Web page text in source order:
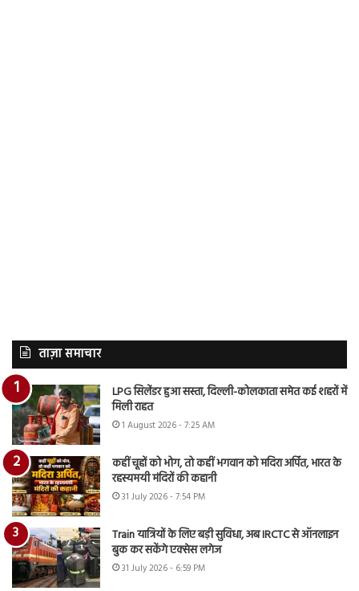
ताज़ा समाचार
LPG सिलेंडर हुआ सस्ता, दिल्ली-कोलकाता समेत कई शहरों में
मिली राहत
1 August 2026 - 7:25 AM
कहीं चूहों को भोग, तो कहीं भगवान को मदिरा अर्पित, भारत के
रहस्यमयी मंदिरों की कहानी
31 July 2026 - 7:54 PM
Train यात्रियों के लिए बड़ी सुविधा, अब IRCTC से ऑनलाइन
बुक कर सकेंगे एक्सेस लगेज
31 July 2026 - 6:59 PM